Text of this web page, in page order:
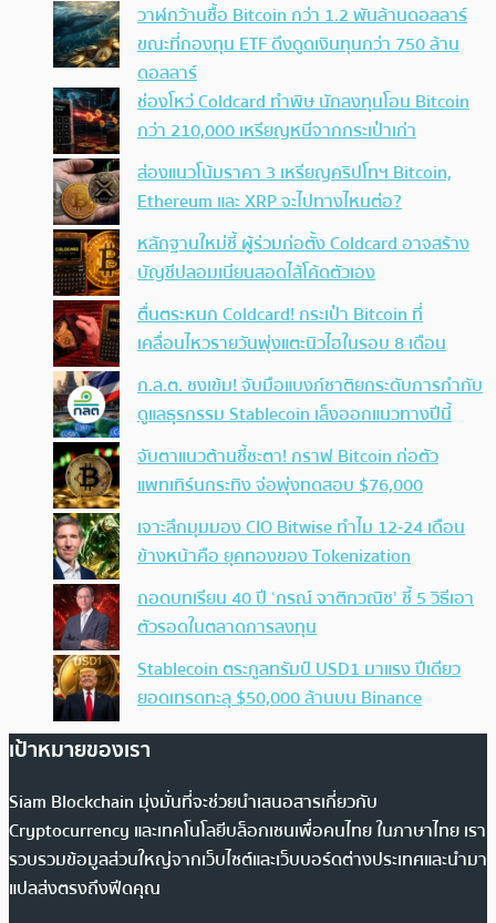
วาฬกว้านซื้อ Bitcoin กว่า 1.2 พันล้านดอลลาร์
ขณะที่กองทุน ETF ดึงดูดเงินทุนกว่า 750 ล้าน
ดอลลาร์
ช่องโหว่ Coldcard ทำพิษ นักลงทุนโอน Bitcoin
กว่า 210,000 เหรียญหนีจากกระเป๋าเก่า
ส่องแนวโน้มราคา 3 เหรียญคริปโทฯ Bitcoin,
Ethereum และ XRP จะไปทางไหนต่อ?
หลักฐานใหม่ชี้ ผู้ร่วมก่อตั้ง Coldcard อาจสร้าง
บัญชีปลอมเนียนสอดไส้โค้ดตัวเอง
ตื่นตระหนก Coldcard! กระเป๋า Bitcoin ที่
เคลื่อนไหวรายวันพุ่งแตะนิวไฮในรอบ 8 เดือน
ก.ล.ต. ชงเข้ม! จับมือแบงก์ชาติยกระดับการกำกับ
ดูแลธุรกรรม Stablecoin เล็งออกแนวทางปีนี้
จับตาแนวต้านชี้ชะตา! กราฟ Bitcoin ก่อตัว
แพทเทิร์นกระทิง จ่อพุ่งทดสอบ $76,000
เจาะลึกมุมมอง CIO Bitwise ทำไม 12-24 เดือน
ข้างหน้าคือ ยุคทองของ Tokenization
ถอดบทเรียน 40 ปี ‘กรณ์ จาติกวณิช’ ชี้ 5 วิธีเอา
ตัวรอดในตลาดการลงทุน
Stablecoin ตระกูลทรัมป์ USD1 มาแรง ปีเดียว
ยอดเทรดทะลุ $50,000 ล้านบน Binance
เป้าหมายของเรา
Siam Blockchain มุ่งมั่นที่จะช่วยนำเสนอสารเกี่ยวกับ
Cryptocurrency และเทคโนโลยีบล็อกเชนเพื่อคนไทย ในภาษาไทย เรา
รวบรวมข้อมูลส่วนใหญ่จากเว็บไซต์และเว็บบอร์ดต่างประเทศและนำมา
แปลส่งตรงถึงฟีดคุณ